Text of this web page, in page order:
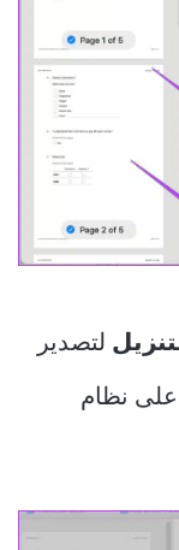
لتصدير
الخاص بك إلى PDF على نظام